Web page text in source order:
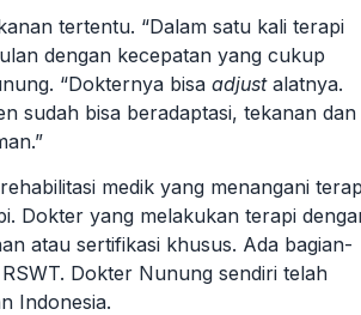
tertentu. “Dalam satu kali terapi
dengan kecepatan yang cukup
“Dokternya bisa adjust alatnya.
sudah bisa beradaptasi, tekanan dan
medik yang menangani
Dokter yang melakukan terapi
atau sertifikasi khusus. Ada bagian-
Dokter Nunung sendiri telah
Indonesia.